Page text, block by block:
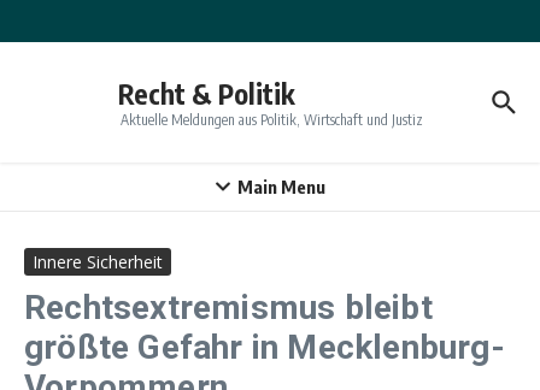
Recht & Politik
Aktuelle Meldungen aus Politik, Wirtschaft und Justiz
Main Menu
Innere Sicherheit
Rechtsextremismus bleibt
größte Gefahr in Mecklenburg-